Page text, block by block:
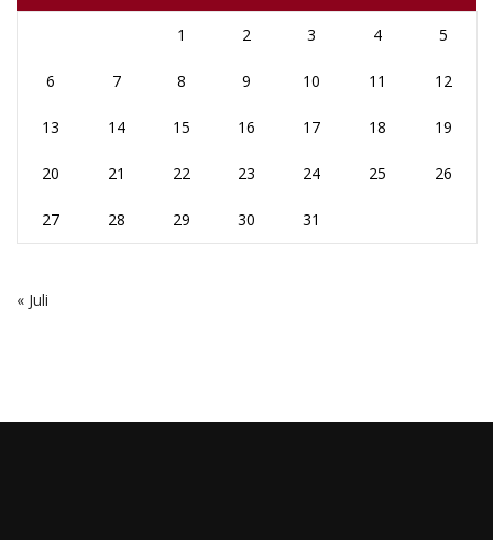
1 2 3 4 5
6 7 8 9 10 11 12
13 14 15 16 17 18 19
20 21 22 23 24 25 26
27 28 29 30 31
« Juli